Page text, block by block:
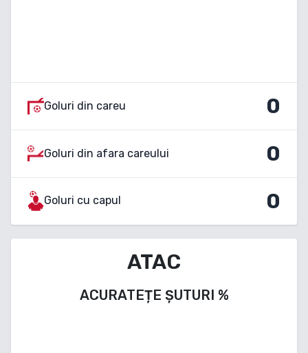
Goluri din careu 0
Goluri din afara careului 0
Goluri cu capul 0
ATAC
ACURATEȚE ȘUTURI %